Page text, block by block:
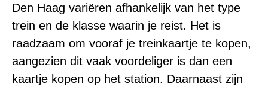
Den Haag variëren afhankelijk van het type
trein en de klasse waarin je reist. Het is
raadzaam om vooraf je treinkaartje te kopen,
aangezien dit vaak voordeliger is dan een
kaartje kopen op het station. Daarnaast zijn